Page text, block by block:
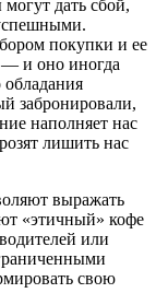
дать сбой,
покупки и ее
— и оно иногда
обладания
забронировали,
наполняет нас
лишить нас
выражать
«этичный» кофе
или
свою